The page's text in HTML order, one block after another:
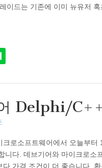
이드는 기존에 이미 뉴유저
어 Delphi/
크로소프트웨어에서 오늘부
니다. 데브기어와 마이크로소
다 가격 조건이 더 좋습니다.